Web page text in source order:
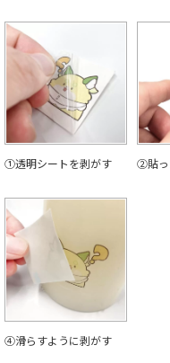
①透明シートを剥がす ②貼っ
④滑らすように剥がす